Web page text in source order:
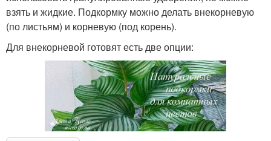
взять и жидкие. Подкормку можно делать внекорневую
(по листьям) и корневую (под корень).
Для внекорневой готовят есть две опции: